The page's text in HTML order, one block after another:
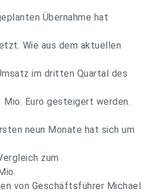
Übernahme hat
Wie aus dem aktuellen
im dritten Quartal des
Euro gesteigert werden.
neun Monate hat sich um
zum
von Geschäftsführer Michael